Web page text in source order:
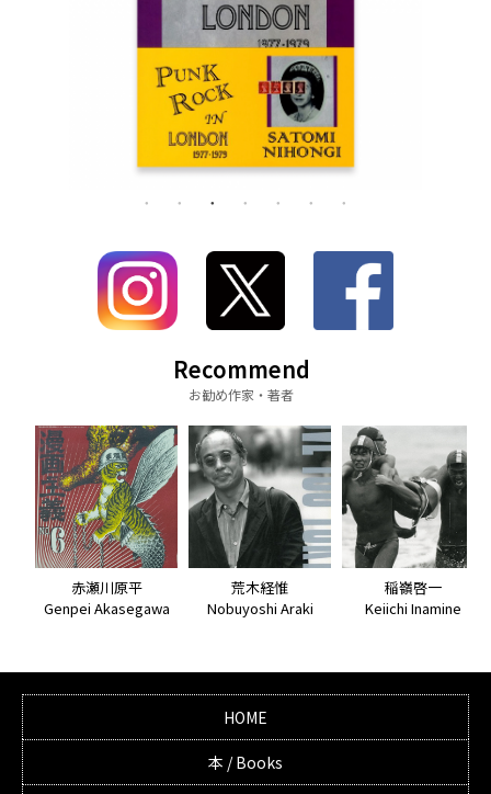
Recommend
お勧め作家・著者
赤瀬川原平
Genpei Akasegawa
荒木経惟
Nobuyoshi Araki
稲嶺啓一
Keiichi Inamine
HOME
本 / Books